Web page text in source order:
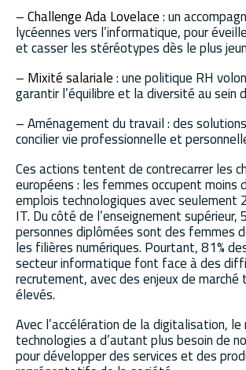
–Challenge Ada Lovelace: un
lycéennes vers l’informatique, pour
et casser les stéréotypes dès le plus
–Mixité salariale: une politique RH
garantir l’équilibre et la diversité au sein
– Aménagement du travail : des
concilier vie professionnelle et
Ces actions tentent de contrecarrer les
européens : les femmes occupent moins
emplois technologiques avec seulement
IT. Du côté de l’enseignement supérieur,
personnes diplômées sont des femmes
les filières numériques. Pourtant, 81%
secteur informatique font face à des
recrutement, avec des enjeux de marché
élevés.
Avec l’accélération de la digitalisation, le
technologies a d’autant plus besoin de
pour développer des services et des